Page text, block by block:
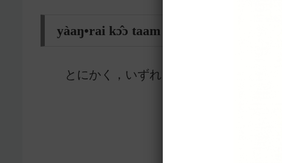
yàaŋ•rai kɔ̂ɔ taam อย่างไรก็ตาม
とにかく，いずれにしても